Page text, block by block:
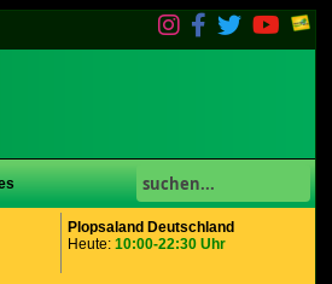
Plopsaland Deutschland
Heute: 10:00-22:30 Uhr